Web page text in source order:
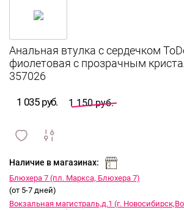
1 035 руб. 1 150 руб.
и
Наличие в магазинах:
Блюхера 7 (пл. Маркса, Блюхера 7)
(от 5-7 дней)
Вокзальная магистраль,д.1 (г.